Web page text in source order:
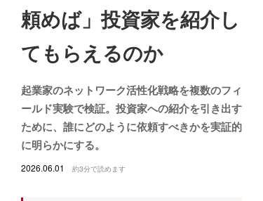
頼めば」投資家を紹介し
てもらえるのか
起業家のネットワーク活性化戦略を複数のフィ
ールド実験で検証。投資家への紹介を引き出す
ために、誰にどのように依頼すべきかを実証的
に明らかにする。
2026.06.01 約3分で読めます